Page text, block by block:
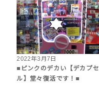
2022年3月7日
■ピンクのデカい【デカプセ
ル】堂々復活です！■